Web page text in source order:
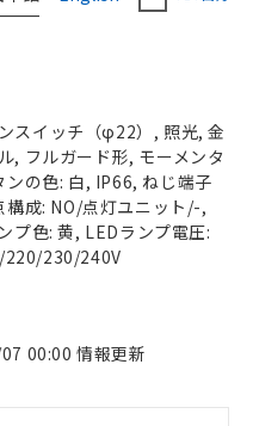
スイッチ（φ22）, 照光, 金
, フルガード形, モーメンタ
ンの色: 白, IP66, ねじ端子
構成: NO/点灯ユニット/-,
プ色: 黄, LEDランプ電圧:
220/230/240V
00:00 情報更新